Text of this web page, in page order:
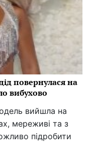
повернулася на
вибухово
вийшла на
мереживі та з
підробити